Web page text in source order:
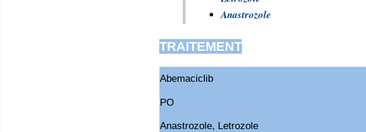
Anastrozole
TRAITEMENT
Abemaciclib
PO
Anastrozole, Letrozole